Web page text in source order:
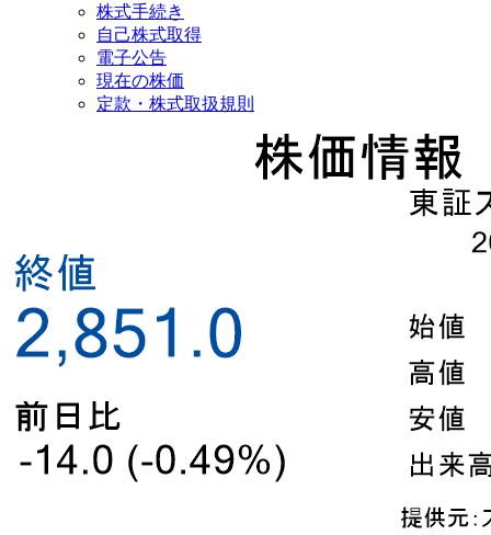
株式手続き
自己株式取得
電子公告
現在の株価
定款・株式取扱規則